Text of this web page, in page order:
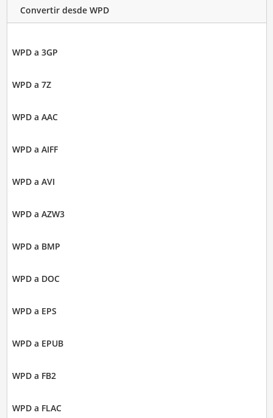
Convertir desde WPD
WPD a 3GP
WPD a 7Z
WPD a AAC
WPD a AIFF
WPD a AVI
WPD a AZW3
WPD a BMP
WPD a DOC
WPD a EPS
WPD a EPUB
WPD a FB2
WPD a FLAC